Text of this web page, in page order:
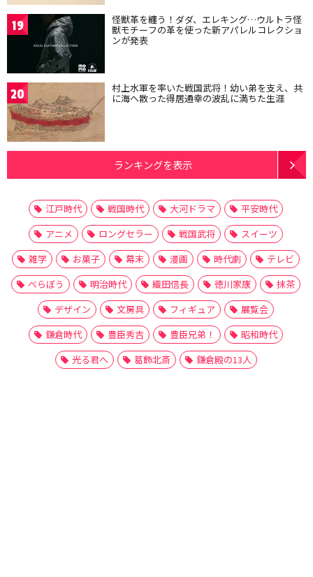
19 怪獣革を纏う！ダダ、エレキング…ウルトラ怪
獣モチーフの革を使った新アパレルコレクショ
ンが発表
20 村上水軍を率いた戦国武将！幼い弟を支え、共
に海へ散った得居通幸の波乱に満ちた生涯
ランキングを表示
江戸時代 戦国時代 大河ドラマ
平安時代
アニメ
ロングセラー 戦国武将
スイーツ
雑学
お菓子 幕末 漫画 時代劇
テレビ
べらぼう
明治時代 織田信長 徳川家康
抹茶
デザイン
文房具 フィギュア
展覧会
鎌倉時代
豊臣秀吉 豊臣兄弟！
昭和時代
光る君へ
葛飾北斎 鎌倉殿の13人